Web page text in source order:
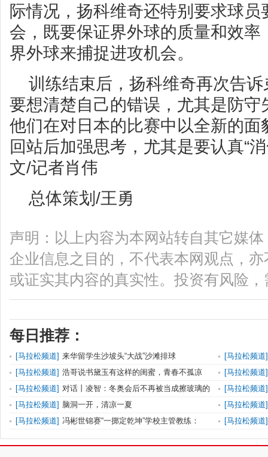
际情况，扬科维奇还特别要求球员
会，既要保证界外球的质量和效率
界外球来捕捉进攻机会。
训练结束后，扬科维奇再次告
要想清楚自己的错误，尤其是防守
他们在对日本的比赛中以全新的面
回站后加强思考，尤其是要认真“
文/记者肖伟
总体策划/王勇
声明：以上内容为本网站转自其它媒
企业信息之目的，不代表本网观点，
或证实其内容的真实性。投资有风险，
每日推荐：
[马拉松频道] 来华留学生沙坡头“大战”沙滩排球 [马拉松频道]
[马拉松频道] 浩哥说书黛玉有这样的闺蜜，青春不孤凉 [马拉松频道]
[马拉松频道] 对话丨凌智：冬奥会后不再被当成擦玻璃的 [马拉松频道]
[马拉松频道] 脑洞一开，清凉一夏 [马拉松频道]
[马拉松频道] 冯彬世锦赛“一掷定乾坤”学校主管教练： [马拉松频道]